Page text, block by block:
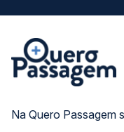
Na Quero Passagem